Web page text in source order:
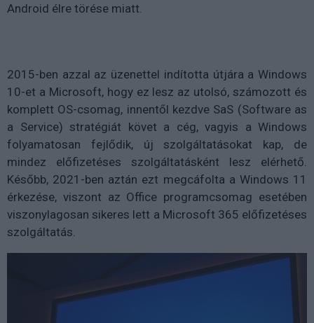
Android élre törése miatt.
2015-ben azzal az üzenettel indította útjára a Windows
10-et a Microsoft, hogy ez lesz az utolsó, számozott és
komplett OS-csomag, innentől kezdve SaS (Software as
a Service) stratégiát követ a cég, vagyis a Windows
folyamatosan fejlődik, új szolgáltatásokat kap, de
mindez előfizetéses szolgáltatásként lesz elérhető.
Később, 2021-ben aztán ezt megcáfolta a Windows 11
érkezése, viszont az Office programcsomag esetében
viszonylagosan sikeres lett a Microsoft 365 előfizetéses
szolgáltatás.